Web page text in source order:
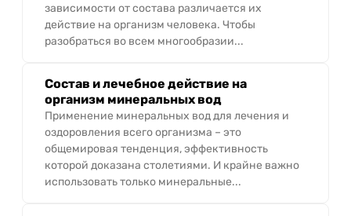
зависимости от состава различается их
действие на организм человека. Чтобы
разобраться во всем многообразии...
Состав и лечебное действие на
организм минеральных вод
Применение минеральных вод для лечения и
оздоровления всего организма – это
общемировая тенденция, эффективность
которой доказана столетиями. И крайне важно
использовать только минеральные...